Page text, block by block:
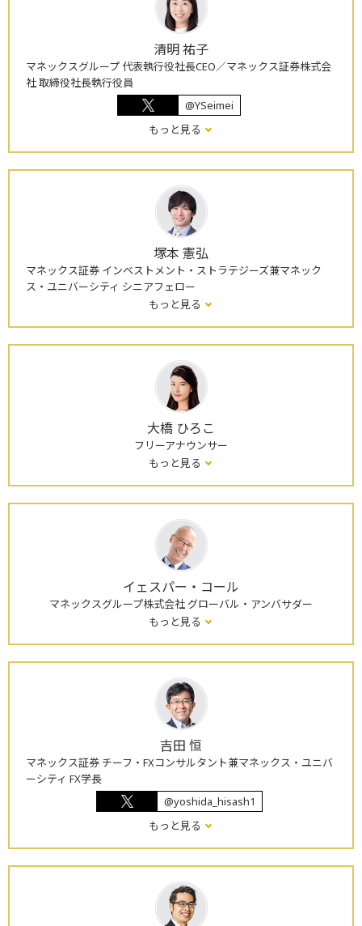
清明 祐子
マネックスグループ 代表執行役社長CEO／マネックス証券株式会
社 取締役社長執行役員
@YSeimei
もっと見る
塚本 憲弘
マネックス証券 インベストメント・ストラテジーズ兼マネック
ス・ユニバーシティ シニアフェロー
もっと見る
大橋 ひろこ
フリーアナウンサー
もっと見る
イェスパー・コール
マネックスグループ株式会社 グローバル・アンバサダー
もっと見る
吉田 恒
マネックス証券 チーフ・FXコンサルタント兼マネックス・ユニバ
ーシティ FX学長
@yoshida_hisash1
もっと見る